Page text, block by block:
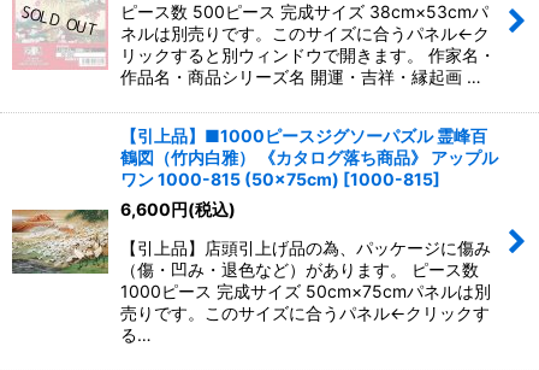
ピース数 500ピース 完成サイズ 38cm×53cmパ
ネルは別売りです。このサイズに合うパネル←ク
リックすると別ウィンドウで開きます。 作家名・
作品名・商品シリーズ名 開運・吉祥・縁起画 …
【引上品】■1000ピースジグソーパズル 霊峰百
鶴図（竹内白雅） 《カタログ落ち商品》 アップル
ワン 1000-815 (50×75cm) [1000-815]
6,600円(税込)
【引上品】店頭引上げ品の為、パッケージに傷み
（傷・凹み・退色など）があります。 ピース数
1000ピース 完成サイズ 50cm×75cmパネルは別
売りです。このサイズに合うパネル←クリックす
る…